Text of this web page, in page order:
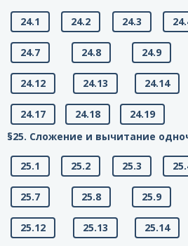
24.1 24.2 24.3
24.7 24.8 24.9
24.12 24.13 24.14
24.17 24.18
24.19
§25. Сложение и вычитание
25.1 25.2 25.3
25.7 25.8 25.9
25.12 25.13 25.14